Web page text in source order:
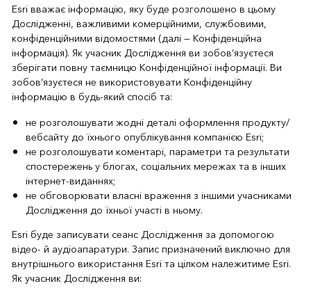
Esri вважає інформацію, яку буде розголошено в цьому
Дослідженні, важливими комерційними, службовими,
конфіденційними відомостями (далі — Конфіденційна
інформація). Як учасник Дослідження ви зобов’язуєтеся
зберігати повну таємницю Конфіденційної інформації. Ви
зобов’язуєтеся не використовувати Конфіденційну
інформацію в будь-який спосіб та:
не розголошувати жодні деталі оформлення продукту/
вебсайту до їхнього опублікування компанією Esri;
не розголошувати коментарі, параметри та результати
спостережень у блогах, соціальних мережах та в інших
інтернет-виданнях;
не обговорювати власні враження з іншими учасниками
Дослідження до їхньої участі в ньому.
Esri буде записувати сеанс Дослідження за допомогою
відео- й аудіоапаратури. Запис призначений виключно для
внутрішнього використання Esri та цілком належитиме Esri.
Як учасник Дослідження ви: